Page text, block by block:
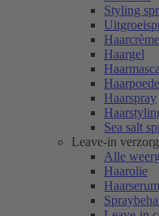
Styling
Haargel
Haarspray
Sea salt
Leave-in
Alle
Haarolie
Haarserum